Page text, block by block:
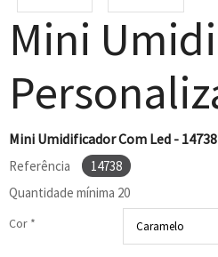
Mini
Mini Umidificador Com Led - 14738
Referência
14738
Quantidade mínima 20
Cor *